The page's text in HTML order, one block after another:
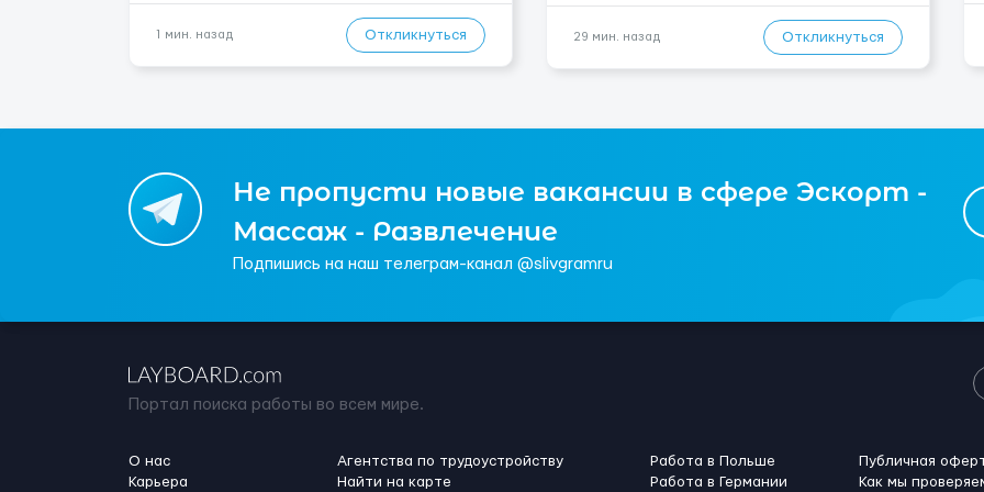
1 мин. назад
Откликнуться
специалистов с подтверждённым опытом и
портфолио. Обязанности Подготовка оснований
...
29 мин. назад Откликнуться
Не пропусти новые вакансии в сфере Эскорт -
Массаж - Развлечение
Подпишись на наш телеграм-канал @slivgramru
Портал поиска работы во всем мире.
О нас
Карьера
Агентства по трудоустройству
Найти на карте
Работа в Польше
Работа в Германии
Публичная
Как мы